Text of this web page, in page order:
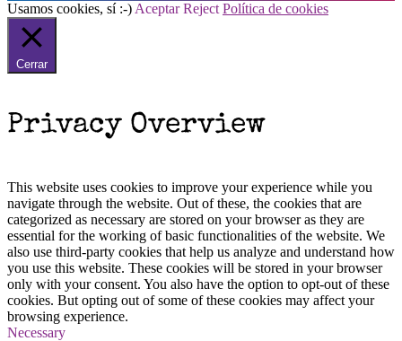
Usamos cookies, sí :-)Aceptar Reject Política de cookies
Cerrar
Privacy Overview
This website uses cookies to improve your experience while you
navigate through the website. Out of these, the cookies that are
categorized as necessary are stored on your browser as they are
essential for the working of basic functionalities of the website. We
also use third-party cookies that help us analyze and understand how
you use this website. These cookies will be stored in your browser
only with your consent. You also have the option to opt-out of these
cookies. But opting out of some of these cookies may affect your
browsing experience.
Necessary